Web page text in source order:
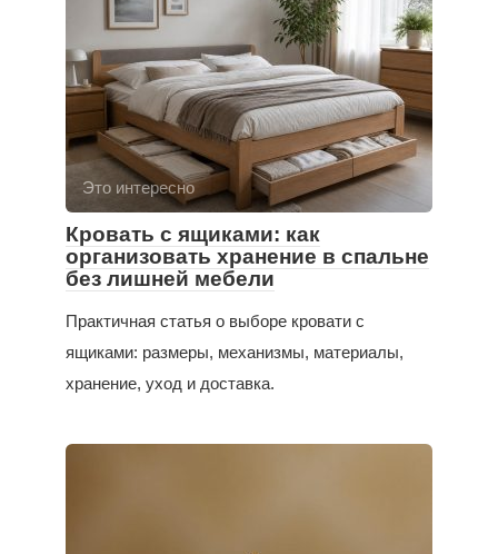
Это интересно
Кровать с ящиками: как
организовать хранение в спальне
без лишней мебели
Практичная статья о выборе кровати с
ящиками: размеры, механизмы, материалы,
хранение, уход и доставка.